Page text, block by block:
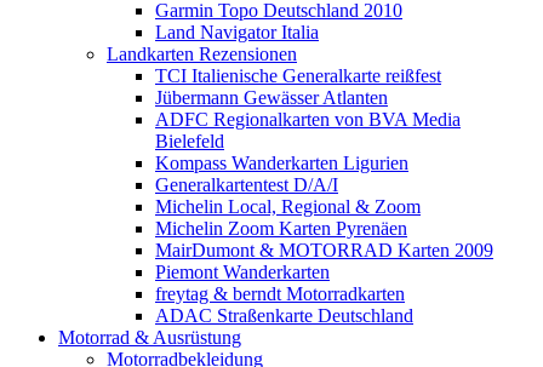
Garmin Topo Deutschland 2010
Land Navigator Italia
Landkarten Rezensionen
TCI Italienische Generalkarte reißfest
Jübermann Gewässer Atlanten
ADFC Regionalkarten von BVA Media
Bielefeld
Kompass Wanderkarten Ligurien
Generalkartentest D/A/I
Michelin Local, Regional & Zoom
Michelin Zoom Karten Pyrenäen
MairDumont & MOTORRAD Karten 2009
Piemont Wanderkarten
freytag & berndt Motorradkarten
ADAC Straßenkarte Deutschland
Motorrad & Ausrüstung
Motorradbekleidung